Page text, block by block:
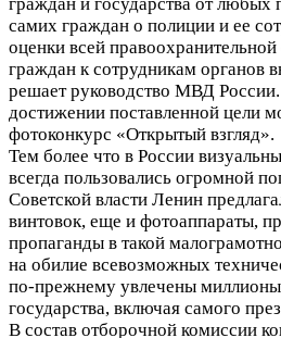
самих граждан о полиции и ее
оценки всей
граждан к сотрудникам органов
решает руководство МВД
достижении поставленной цели
фотоконкурс «Открытый взгляд».
Тем более что в России
всегда пользовались огромной
Советской власти Ленин
винтовок, еще и фотоаппараты,
пропаганды в такой
на обилие всевозможных
по-прежнему увлечены
государства, включая самого
В состав отборочной комиссии